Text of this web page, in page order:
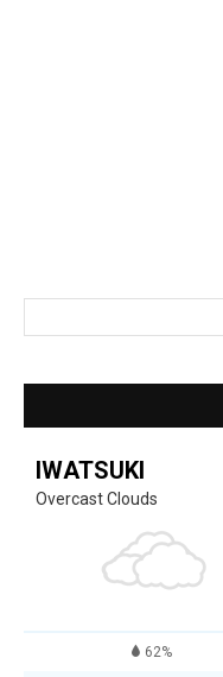
IWATSUKI
Overcast Clouds
62%